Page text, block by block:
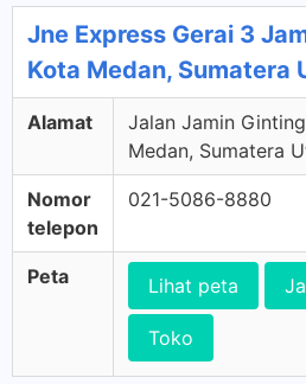
Jne Express Gerai 3
Kota Medan, Sumatera
Alamat
Jalan Jamin
Medan, Sumatera
Nomor
telepon
021-5086-8880
Peta Lihat peta
Toko